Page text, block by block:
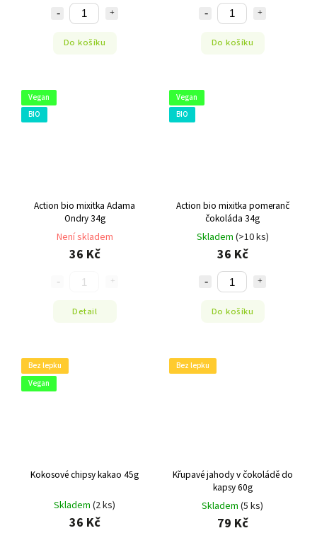
Do košíku Do košíku
Vegan
BIO
Action bio mixitka Adama
Ondry 34g
Není skladem
36 Kč
Detail
Vegan
BIO
Action bio mixitka pomeranč
čokoláda 34g
Skladem (>10 ks)
36 Kč
Do košíku
Bez lepku
Vegan
Kokosové chipsy kakao 45g
Skladem (2 ks)
36 Kč
Bez lepku
Křupavé jahody v čokoládě do
kapsy 60g
Skladem (5 ks)
79 Kč